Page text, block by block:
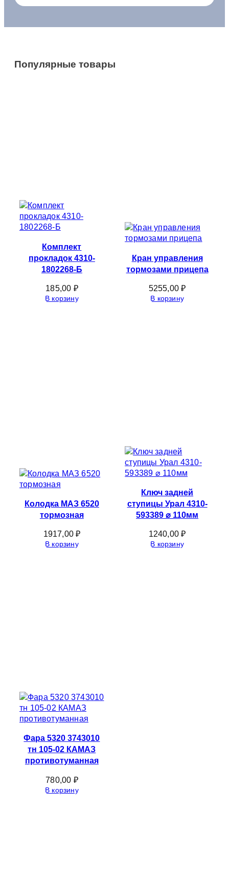
Популярные товары
Комплект
прокладок 4310-
1802268-Б
185,00 ₽
В корзину
Кран управления
тормозами прицепа
5255,00₽
В корзину
Колодка МАЗ 6520
тормозная
1917,00₽
В корзину
Ключ задней
ступицы Урал 4310-
593389 ⌀ 110мм
1240,00₽
В корзину
Фара 5320 3743010
тн 105-02 КАМАЗ
противотуманная
780,00 ₽
В корзину